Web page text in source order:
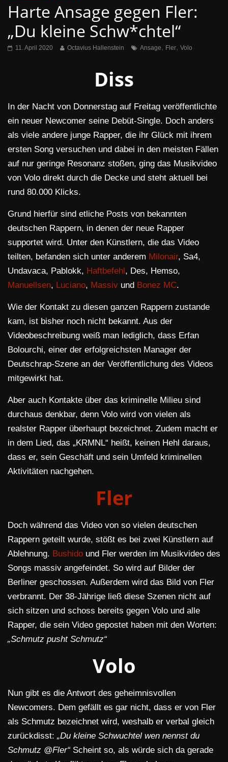
Harte Ansage gegen Fler:
„Du kleine Schw*chtel“
11. April 2020 Octavius Hallenstein Ansage, Fler, Volo
Diss
In der Nacht von Donnerstag auf Freitag veröffentlichte
ein neuer Newcomer seine Debüt-Single. Doch anders
als viele andere junge Rapper, die ihr Glück mit ihrem
ersten Song versuchen und dabei in den meisten Fällen
auf nur geringe Resonanz stoßen, ging das Musikvideo
von Volo direkt durch die Decke und steht aktuell bei
rund 80.000 Klicks.
Grund hierfür sind etliche Posts von bekannten
deutschen Rappern, in denen der neue Rapper
supportet wird. Unter den Künstlern, die das Video
teilten, befanden sich unter anderem Milonair, Sa4,
Undavaca, Pablokk, Haftbefehl , Des, Hemso,
Manuellsen, Luciano, Massiv und Bonez MC.
Wie der Kontakt zu diesen ganzen Rappern zustande
kam, ist bisher noch nicht bekannt. Aus der
Videobeschreibung weiß man lediglich, dass Erfan
Bolourchi, einer der erfolgreichsten Manager der
Deutschrap-Szene an der Veröffentlichung des Videos
mitgewirkt hat.
Aber auch Kontakte über das kriminelle Milieu sind
durchaus denkbar, denn Volo wird von vielen als
realster Rapper überhaupt bezeichnet. Zudem macht er
in dem Lied, das „KRMNL“ heißt, keinen Hehl daraus,
dass er, sein Geschäft und sein Umfeld kriminellen
Aktivitäten nachgehen.
Fler
Doch während das Video von so vielen deutschen
Rappern geteilt wurde, stößt es bei zwei Künstlern auf
Ablehnung. Bushido und Fler werden im Musikvideo des
Songs massiv angefeindet. So wird auf Bilder der
Berliner geschossen. Außerdem wird das Bild von Fler
verbrannt. Der 38-Jährige ließ diese Szenen nicht auf
sich sitzen und schoss bereits gegen Volo und alle
Rapper, die sein Video gepostet haben mit den Worten:
„Schmutz pusht Schmutz“
Volo
Nun gibt es die Antwort des geheimnisvollen
Newcomers. Dem gefällt es gar nicht, dass er von Fler
als Schmutz bezeichnet wird, weshalb er verbal gleich
zurückdisst: „Du kleine Schwuchtel wen nennst du
Schmutz @Fler“ Scheint so, als würde sich da gerade